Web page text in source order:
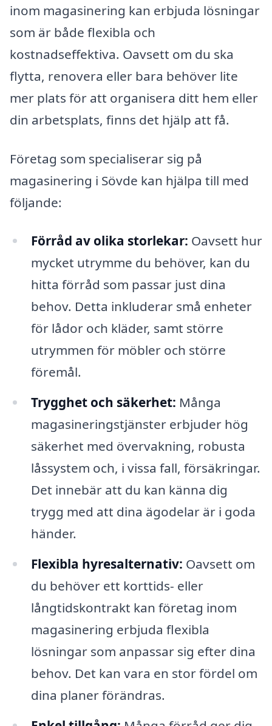
inom magasinering kan erbjuda lösningar
som är både flexibla och
kostnadseffektiva. Oavsett om du ska
flytta, renovera eller bara behöver lite
mer plats för att organisera ditt hem eller
din arbetsplats, finns det hjälp att få.
Företag som specialiserar sig på
magasinering i Sövde kan hjälpa till med
följande:
Förråd av olika storlekar: Oavsett hur
mycket utrymme du behöver, kan du
hitta förråd som passar just dina
behov. Detta inkluderar små enheter
för lådor och kläder, samt större
utrymmen för möbler och större
föremål.
Trygghet och säkerhet: Många
magasineringstjänster erbjuder hög
säkerhet med övervakning, robusta
låssystem och, i vissa fall, försäkringar.
Det innebär att du kan känna dig
trygg med att dina ägodelar är i goda
händer.
Flexibla hyresalternativ: Oavsett om
du behöver ett korttids- eller
långtidskontrakt kan företag inom
magasinering erbjuda flexibla
lösningar som anpassar sig efter dina
behov. Det kan vara en stor fördel om
dina planer förändras.